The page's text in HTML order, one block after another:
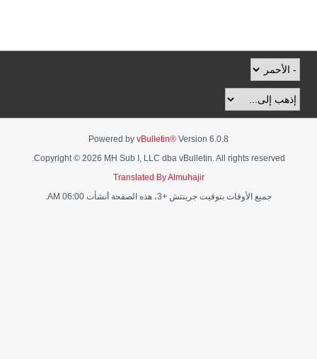
Powered by vBulletin® Version 6.0.8
Copyright © 2026 MH Sub I, LLC dba vBulletin. All rights reserved.
Translated By Almuhajir
جميع الأوقات بتوقيت جرينتش +3، هذه الصفحة أنشأت 06:00 AM.